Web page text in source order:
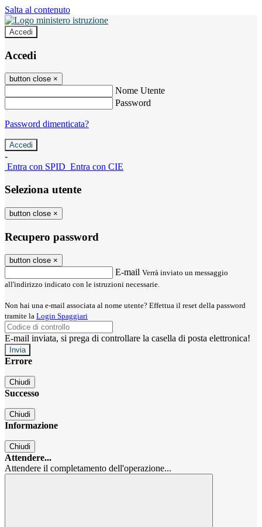
Salta al contenuto
Accedi
Accedi
button close ×
Nome Utente
Password
Password dimenticata?
-
Entra con SPID Entra con CIE
Seleziona utente
button close ×
Recupero password
button close ×
E-mail Verrà inviato un messaggio
all'indirizzo indicato con le istruzioni necessarie.
Non hai una e-mail associata al nome utente? Effettua il reset della password
tramite la Login Spaggiari
E-mail inviata, si prega di controllare la casella di posta elettronica!
Errore
Chiudi
Successo
Chiudi
Informazione
Chiudi
Attendere...
Attendere il completamento dell'operazione...